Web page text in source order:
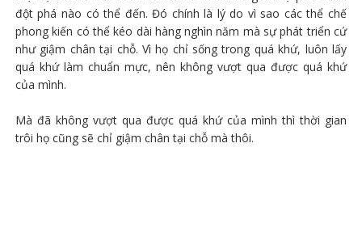
đột phá nào có thể đến. Đó chính là lý do vì sao các thể chế
phong kiến có thể kéo dài hàng nghìn năm mà sự phát triển cứ
như giậm chân tại chỗ. Vì họ chỉ sống trong quá khứ, luôn lấy
quá khứ làm chuẩn mực, nên không vượt qua được quá khứ
của mình.
Mà đã không vượt qua được quá khứ của mình thì thời gian
trôi họ cũng sẽ chỉ giậm chân tại chỗ mà thôi.